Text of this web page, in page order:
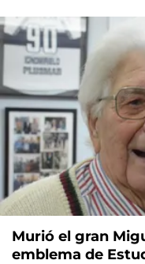
Murió el gran
emblema de